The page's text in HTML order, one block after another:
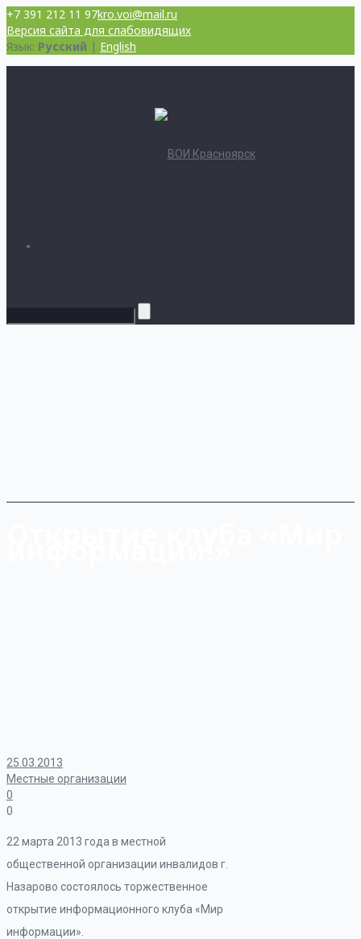
+7 391 212 11 97kro.voi@mail.ru
Версия сайта для слабовидящих
Язык: Русский | English
25.03.2013
Местные организации
0
0
22 марта 2013 года в местной
общественной организации инвалидов г.
Назарово состоялось торжественное
открытие информационного клуба «Мир
информации».